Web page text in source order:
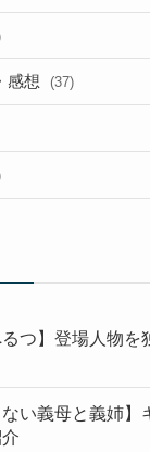
感想 (37)
つ】登場人物を
い義母と義姉】